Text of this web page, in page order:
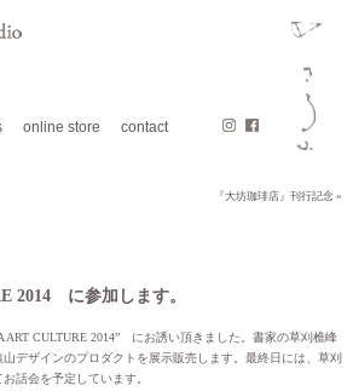
online store contact
『大坊珈琲店』刊行記念 »
2014 に参加します。
CULTURE 2014” にお誘い頂きました。書家の草刈樵峰
デザインのプロダクトを展示販売します。最終日には、草刈
話会を予定しています。